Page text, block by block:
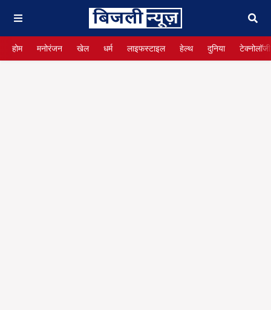
होम मनोरंजन खेल धर्म लाइफस्टाइल हेल्थ दुनिया टेक्नोलॉजी